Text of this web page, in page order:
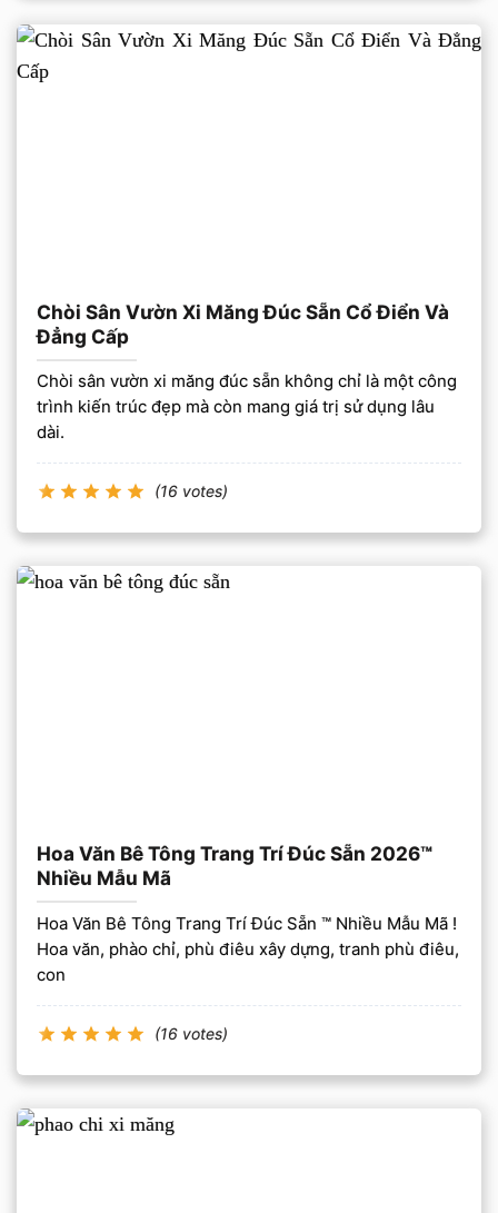
Chòi Sân Vườn Xi Măng Đúc Sẵn Cổ Điển Và
Đẳng Cấp
Chòi sân vườn xi măng đúc sẵn không chỉ là một công
trình kiến trúc đẹp mà còn mang giá trị sử dụng lâu
dài.
(16 votes)
Hoa Văn Bê Tông Trang Trí Đúc Sẵn 2026™
Nhiều Mẫu Mã
Hoa Văn Bê Tông Trang Trí Đúc Sẵn ™ Nhiều Mẫu Mã !
Hoa văn, phào chỉ, phù điêu xây dựng, tranh phù điêu,
con
(16 votes)